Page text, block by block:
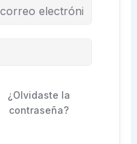
¿Olvidaste la
contraseña?